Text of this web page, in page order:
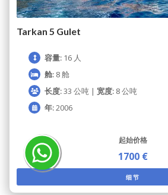
Tarkan 5 Gulet
容量: 16 人
舱: 8 舱
长度:33 公吨 | 宽度: 8 公吨
年:2006
起始价格
1700 €
细节